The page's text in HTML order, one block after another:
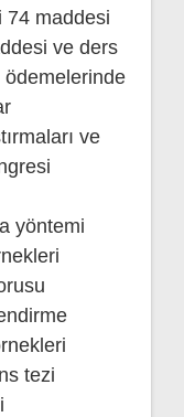
74 maddesi
ve ders
ve
yöntemi
tezi